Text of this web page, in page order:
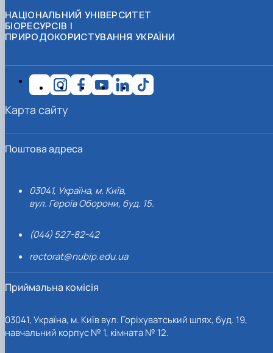
НАЦІОНАЛЬНИЙ УНІВЕРСИТЕТ
БІОРЕСУРСІВ І
ПРИРОДОКОРИСТУВАННЯ УКРАЇНИ
Поштова адреса
03041, Україна, м. Київ,
вул. Героїв Оборони, буд. 15.
(044) 527-82-42
rectorat@nubip.edu.ua
Приймальна комісія
03041, Україна, м. Київ вул. Горіхуватський шлях, буд. 19,
навчальний корпус № 1, кімната № 12.
Карта сайту